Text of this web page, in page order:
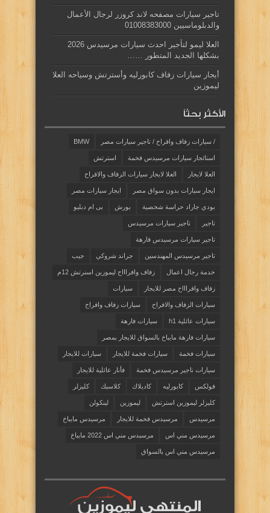
تاجير سيارات مصفحه لاند كروزر لرجال الأعمال
والدبلوماسيين 01008383000
العلا ليمو لتأجير احدث سيارات مرسيدس 2026
بشكلها الجديد المتطور ……
أيجار سيارات زفاف كابورليه وأسترتش وسياحه العلا
ليموزين
الأكثر بحثاً
/ سيارات زفاف وافراح / تاجير سيارات مصر BMW
استائجار سيارات مرسيدس فخمة استرتش
العلا لايجار العلا لايجار سيارات الزفاف والافراح
ايجار سيارات بدون سواق مصر ايجار سيارات مصر
بودي جاراد حراسة شخصية بورش بى ام دبليو
تاجير تاجير سيارات مرسيدس
تاجير سيارات مرسيدس فارهة
تاجير مرسيدس المهندسين جراند شروكي جيب
خدمة رجال اعمال زفاف وافراااح ليموزين اسنرتش 12م
زفاف وافراااح مصر للايجار سيارات
سيارات الزفاف والافراح سيارات زفاف وافراح
سيارات عائلية h1 سيارات فارهة
سيارات فارهة مايباخ بالسواق للايجار بمصر
سيارات فخمة سيارات فخمة للايجار سيارات للايجار
سيارات ناجير مرسيدس فخمة فأنار عائلية للايجار
فولكس كابورليه كاديلاك كلاسيك كليزلر
كليزلر ليموزين استرتش ليموزين لينكولن
مرسيدس مرسيدس فخمة للايجار مرسيدس مايباخ
مرسيدس مني اس مرسيدس مني اس 2022 مايباخ
مرسيدس مني اس بالسواق